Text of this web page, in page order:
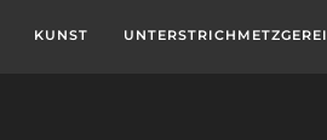
KUNST UNTERSTRICHMETZGEREI